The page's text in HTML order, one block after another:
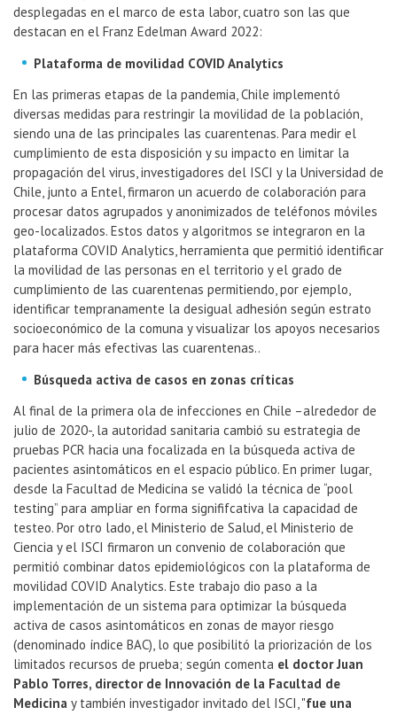
desplegadas en el marco de esta labor, cuatro son las que
destacan en el Franz Edelman Award 2022:
Plataforma de movilidad COVID Analytics
En las primeras etapas de la pandemia, Chile implementó
diversas medidas para restringir la movilidad de la población,
siendo una de las principales las cuarentenas. Para medir el
cumplimiento de esta disposición y su impacto en limitar la
propagación del virus, investigadores del ISCI y la Universidad de
Chile, junto a Entel, firmaron un acuerdo de colaboración para
procesar datos agrupados y anonimizados de teléfonos móviles
geo-localizados. Estos datos y algoritmos se integraron en la
plataforma COVID Analytics, herramienta que permitió identificar
la movilidad de las personas en el territorio y el grado de
cumplimiento de las cuarentenas permitiendo, por ejemplo,
identificar tempranamente la desigual adhesión según estrato
socioeconómico de la comuna y visualizar los apoyos necesarios
para hacer más efectivas las cuarentenas..
Búsqueda activa de casos en zonas críticas
Al final de la primera ola de infecciones en Chile –alrededor de
julio de 2020-, la autoridad sanitaria cambió su estrategia de
pruebas PCR hacia una focalizada en la búsqueda activa de
pacientes asintomáticos en el espacio público. En primer lugar,
desde la Facultad de Medicina se validó la técnica de “pool
testing” para ampliar en forma signififcativa la capacidad de
testeo. Por otro lado, el Ministerio de Salud, el Ministerio de
Ciencia y el ISCI firmaron un convenio de colaboración que
permitió combinar datos epidemiológicos con la plataforma de
movilidad COVID Analytics. Este trabajo dio paso a la
implementación de un sistema para optimizar la búsqueda
activa de casos asintomáticos en zonas de mayor riesgo
(denominado índice BAC), lo que posibilitó la priorización de los
limitados recursos de prueba; según comenta el doctor Juan
Pablo Torres, director de Innovación de la Facultad de
Medicina y también investigador invitado del ISCI, "fue una